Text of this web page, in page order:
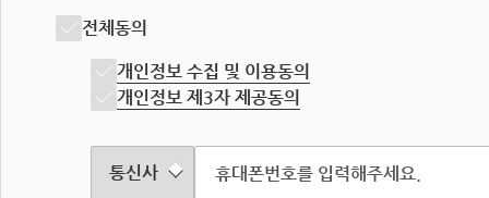
전체동의
개인정보 수집 및 이용동의
개인정보 제3자 제공동의